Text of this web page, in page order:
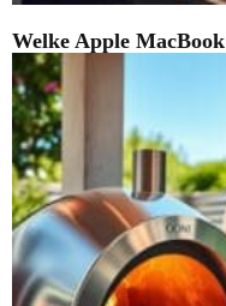
Welke Apple